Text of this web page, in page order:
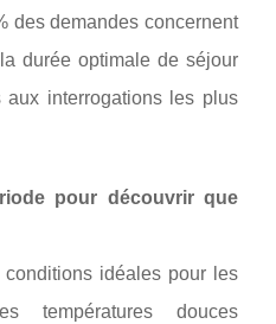
des demandes concernent
durée optimale de séjour
interrogations les plus
pour découvrir que
idéales pour les
températures douces